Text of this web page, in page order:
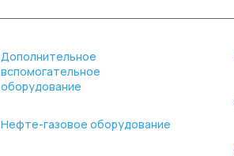
Дополнительное
вспомогательное
оборудование
Нефте-газовое оборудование